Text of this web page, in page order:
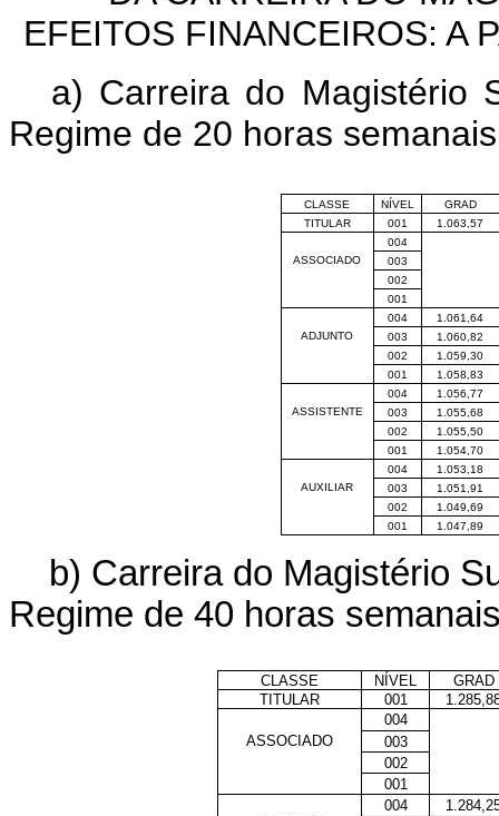
EFEITOS FINANCEIROS: A
a) Carreira do Magistério
Regime de 20 horas semanais
CLASSE NÍVEL
GRAD
TITULAR
001
1.063,57
004
ASSOCIADO
003
002
001
004
1.061,64
ADJUNTO
003
1.060,82
002
1.059,30
001
1.058,83
004
1.056,77
ASSISTENTE
003
1.055,68
002
1.055,50
001
1.054,70
004
1.053,18
AUXILIAR
003
1.051,91
002
1.049,69
001
1.047,89
b) Carreira do Magistério
Regime de 40 horas
CLASSE NÍVEL
GRAD
TITULAR
001
004
ASSOCIADO
003
002
001
004